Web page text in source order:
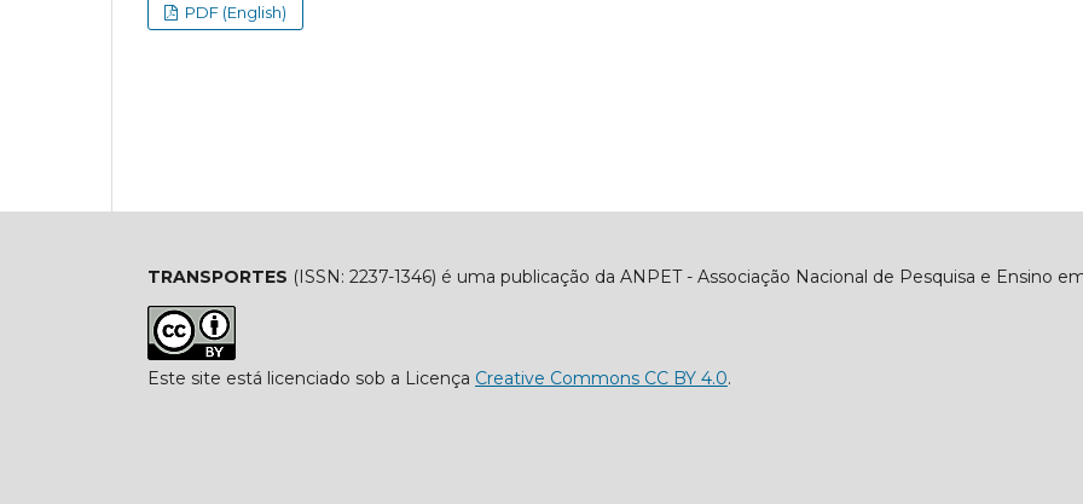
PDF (English)
TRANSPORTES (ISSN: 2237-1346) é uma publicação da ANPET - Associação Nacional de Pesquisa e Ensino
Este site está licenciado sob a Licença Creative Commons CC BY 4.0.